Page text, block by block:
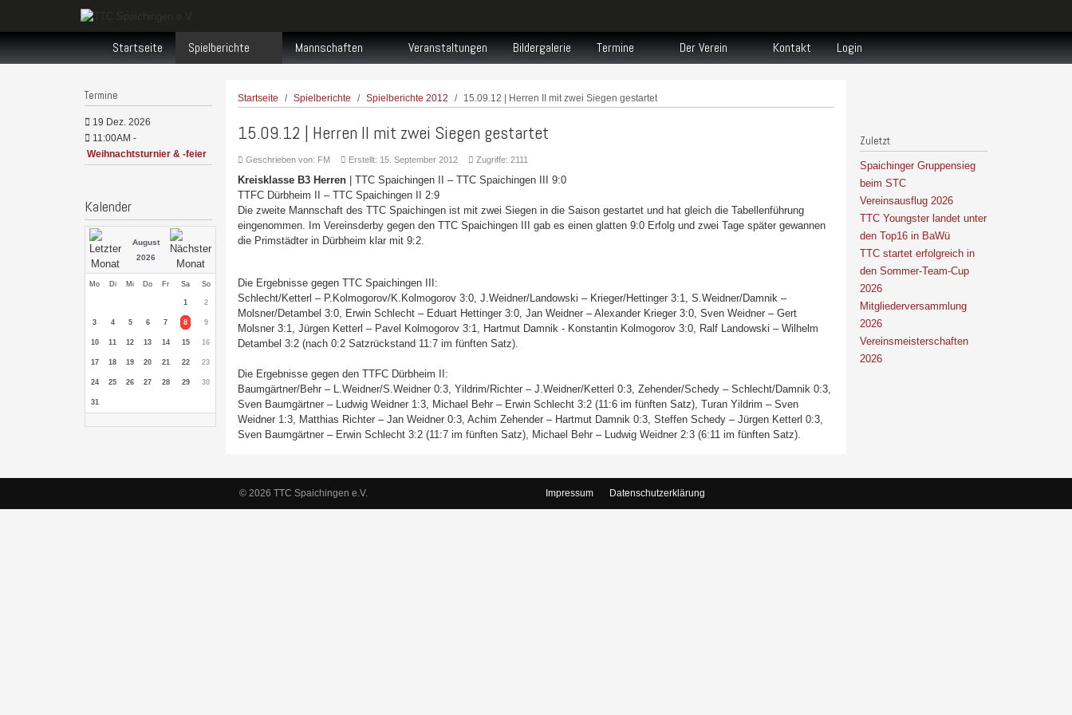
Startseite Spielberichte Mannschaften Veranstaltungen Bildergalerie Termine Der Verein Kontakt Login
Termine
19 Dez. 2026
11:00AM -
Weihnachtsturnier & -feier
Kalender
August
2026
Mo Di Mi Do Fr Sa So
1 2
3 4 5 6 7 8 9
10 11 12 13 14 15 16
17 18 19 20 21 22 23
24 25 26 27 28 29 30
31
Startseite Spielberichte Spielberichte 2012 15.09.12 | Herren II mit zwei Siegen gestartet
15.09.12 | Herren II mit zwei Siegen gestartet
Geschrieben von: FM Erstellt: 15. September 2012 Zugriffe: 2111
Kreisklasse B3 Herren | TTC Spaichingen II – TTC Spaichingen III 9:0
TTFC Dürbheim II – TTC Spaichingen II 2:9
Die zweite Mannschaft des TTC Spaichingen ist mit zwei Siegen in die Saison gestartet und hat gleich die Tabellenführung
eingenommen. Im Vereinsderby gegen den TTC Spaichingen III gab es einen glatten 9:0 Erfolg und zwei Tage später gewannen
die Primstädter in Dürbheim klar mit 9:2.
Die Ergebnisse gegen TTC Spaichingen III:
Schlecht/Ketterl – P.Kolmogorov/K.Kolmogorov 3:0, J.Weidner/Landowski – Krieger/Hettinger 3:1, S.Weidner/Damnik –
Molsner/Detambel 3:0, Erwin Schlecht – Eduart Hettinger 3:0, Jan Weidner – Alexander Krieger 3:0, Sven Weidner – Gert
Molsner 3:1, Jürgen Ketterl – Pavel Kolmogorov 3:1, Hartmut Damnik - Konstantin Kolmogorov 3:0, Ralf Landowski – Wilhelm
Detambel 3:2 (nach 0:2 Satzrückstand 11:7 im fünften Satz).
Die Ergebnisse gegen den TTFC Dürbheim II:
Baumgärtner/Behr – L.Weidner/S.Weidner 0:3, Yildrim/Richter – J.Weidner/Ketterl 0:3, Zehender/Schedy – Schlecht/Damnik 0:3,
Sven Baumgärtner – Ludwig Weidner 1:3, Michael Behr – Erwin Schlecht 3:2 (11:6 im fünften Satz), Turan Yildrim – Sven
Weidner 1:3, Matthias Richter – Jan Weidner 0:3, Achim Zehender – Hartmut Damnik 0:3, Steffen Schedy – Jürgen Ketterl 0:3,
Sven Baumgärtner – Erwin Schlecht 3:2 (11:7 im fünften Satz), Michael Behr – Ludwig Weidner 2:3 (6:11 im fünften Satz).
Zuletzt
Spaichinger Gruppensieg
beim STC
Vereinsausflug 2026
TTC Youngster landet unter
den Top16 in BaWü
TTC startet erfolgreich in
den Sommer-Team-Cup
2026
Mitgliederversammlung
2026
Vereinsmeisterschaften
2026
© 2026 TTC Spaichingen e.V. Impressum Datenschutzerklärung